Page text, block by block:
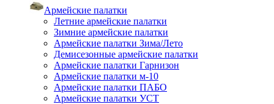
Армейские палатки
Летние армейские палатки
Зимние армейские палатки
Армейские палатки Зима/Лето
Демисезонные армейские палатки
Армейские палатки Гарнизон
Армейские палатки м-10
Армейские палатки ПАБО
Армейские палатки УСТ